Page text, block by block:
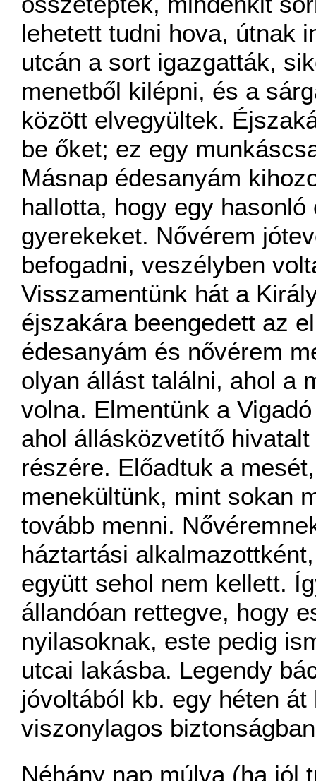
lehetett tudni hova, útnak
utcán a sort igazgatták,
menetből kilépni, és a
között elvegyültek.
be őket; ez egy
Másnap édesanyám
hallotta, hogy egy
gyerekeket. Nővérem
befogadni, veszélyben
Visszamentünk hát a
éjszakára beengedett az
édesanyám és nővérem
olyan állást találni, ahol a
volna. Elmentünk a
ahol állásközvetítő
részére. Előadtuk a
menekültünk, mint sokan
tovább menni.
háztartási
együtt sehol nem kellett.
állandóan rettegve, hogy
nyilasoknak, este pedig
utcai lakásba. Legendy
jóvoltából kb. egy héten
viszonylagos
Néhány nap múlva (ha jól